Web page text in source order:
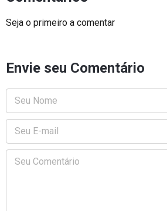
Seja o primeiro a comentar
Envie seu Comentário